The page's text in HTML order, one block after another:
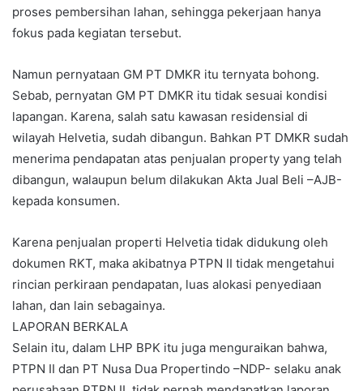
proses pembersihan lahan, sehingga pekerjaan hanya
fokus pada kegiatan tersebut.
Namun pernyataan GM PT DMKR itu ternyata bohong.
Sebab, pernyatan GM PT DMKR itu tidak sesuai kondisi
lapangan. Karena, salah satu kawasan residensial di
wilayah Helvetia, sudah dibangun. Bahkan PT DMKR sudah
menerima pendapatan atas penjualan property yang telah
dibangun, walaupun belum dilakukan Akta Jual Beli –AJB-
kepada konsumen.
Karena penjualan properti Helvetia tidak didukung oleh
dokumen RKT, maka akibatnya PTPN II tidak mengetahui
rincian perkiraan pendapatan, luas alokasi penyediaan
lahan, dan lain sebagainya.
LAPORAN BERKALA
Selain itu, dalam LHP BPK itu juga menguraikan bahwa,
PTPN II dan PT Nusa Dua Propertindo –NDP- selaku anak